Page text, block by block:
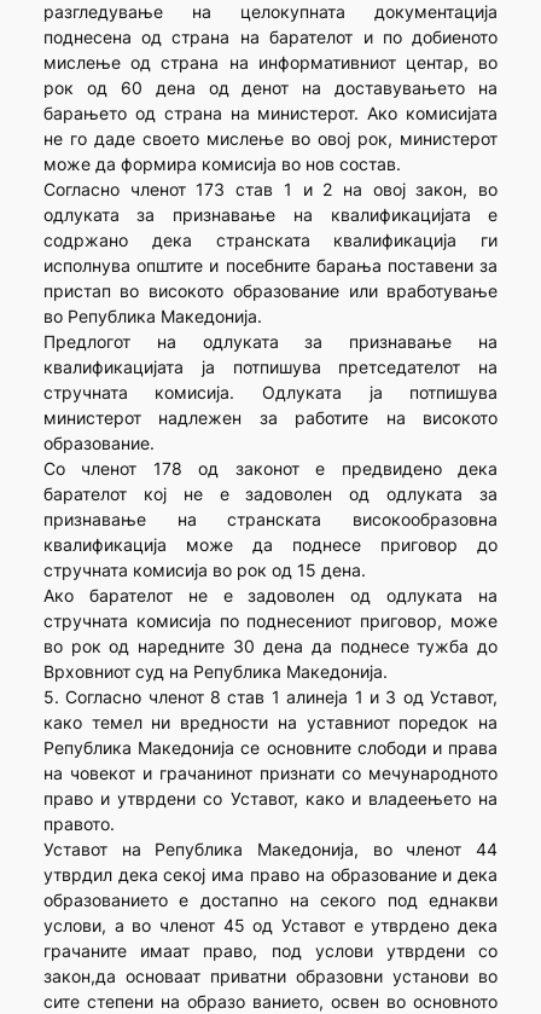
разгледување на целокупната документација
поднесена од страна на барателот и по добиеното
мислење од страна на информативниот центар, во
рок од 60 дена од денот на доставувањето на
барањето од страна на министерот. Ако комисијата
не го даде своето мислење во овој рок, министерот
може да формира комисија во нов состав.
Согласно членот 173 став 1 и 2 на овој закон, во
одлуката за признавање на квалификацијата е
содржано дека странската квалификација ги
исполнува општите и посебните барања поставени за
пристап во високото образование или вработување
во Република Македонија.
Предлогот на одлуката за признавање на
квалификацијата ја потпишува претседателот на
стручната комисија. Одлуката ја потпишува
министерот надлежен за работите на високото
образование.
Со членот 178 од законот е предвидено дека
барателот кој не е задоволен од одлуката за
признавање на странската високообразовна
квалификација може да поднесе приговор до
стручната комисија во рок од 15 дена.
Ако барателот не е задоволен од одлуката на
стручната комисија по поднесениот приговор, може
во рок од наредните 30 дена да поднесе тужба до
Врховниот суд на Република Македонија.
5. Согласно членот 8 став 1 алинеја 1 и 3 од Уставот,
како темел ни вредности на уставниот поредок на
Република Македонија се основните слободи и права
на човекот и грачанинот признати со мечународното
право и утврдени со Уставот, како и владеењето на
правото.
Уставот на Република Македонија, во членот 44
утврдил дека секој има право на образование и дека
образованието е достапно на секого под еднакви
услови, а во членот 45 од Уставот е утврдено дека
грачаните имаат право, под услови утврдени со
закон,да основаат приватни образовни установи во
сите степени на образо ванието, освен во основното